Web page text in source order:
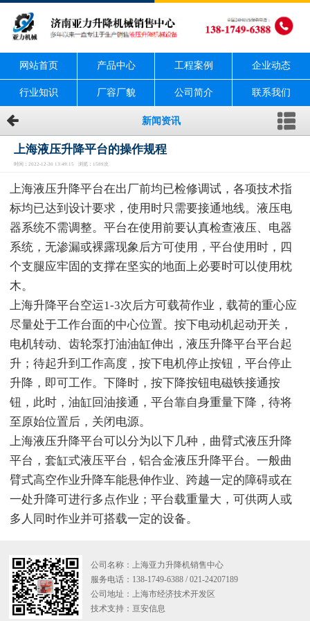
网站首页 产品中心 工程案例 企业动态
行业知识 厂容厂貌 公司简介 联系我们
新闻资讯
上海液压升降平台的操作规程
时间：2022-12-30 13:49:15 浏览：1589次
上海液压升降平台在出厂前均已检修调试，各项技术指
标均已达到设计要求，使用时只需要接通地线。液压电
器系统不需调整。平台在使用前要认真检查液压、电器
系统，无渗漏或裸露现象后方可使用，平台使用时，四
个支腿应牢固的支撑在坚实的地面上必要时可以使用枕
木。
上海升降平台空运1-3次后方可载荷作业，载荷的重心应
尽量处于工作台面的中心位置。按下电动机起动开关，
电机转动、齿轮泵打油油缸伸出，液压升降平台平台起
升；待起升到工作高度，按下电机停止按钮，平台停止
升降，即可工作。下降时，按下降按钮电磁铁接通按
钮，此时，油缸回油接通，平台靠自身重量下降，待将
至原始位置后，关闭电源。
上海液压升降平台可以分为以下几种，曲臂式液压升降
平台，套缸式液压平台，铝合金液压升降平台。一般曲
臂式高空作业升降车能悬伸作业、跨越一定的障碍或在
一处升降可进行多点作业；平台载重量大，可供两人或
多人同时作业并可搭载一定的设备。
公司名称：上海亚力升降机销售中心
服务电话：138-1749-6388 / 021-24207189
公司地址：上海市经济技术开发区
技术支持： 亘安信息